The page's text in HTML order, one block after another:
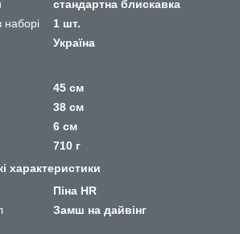
стандартна блискавка
наборі
1 шт.
Україна
45 см
38 см
6 см
710 г
характеристики
Піна HR
Замш на дайвінг